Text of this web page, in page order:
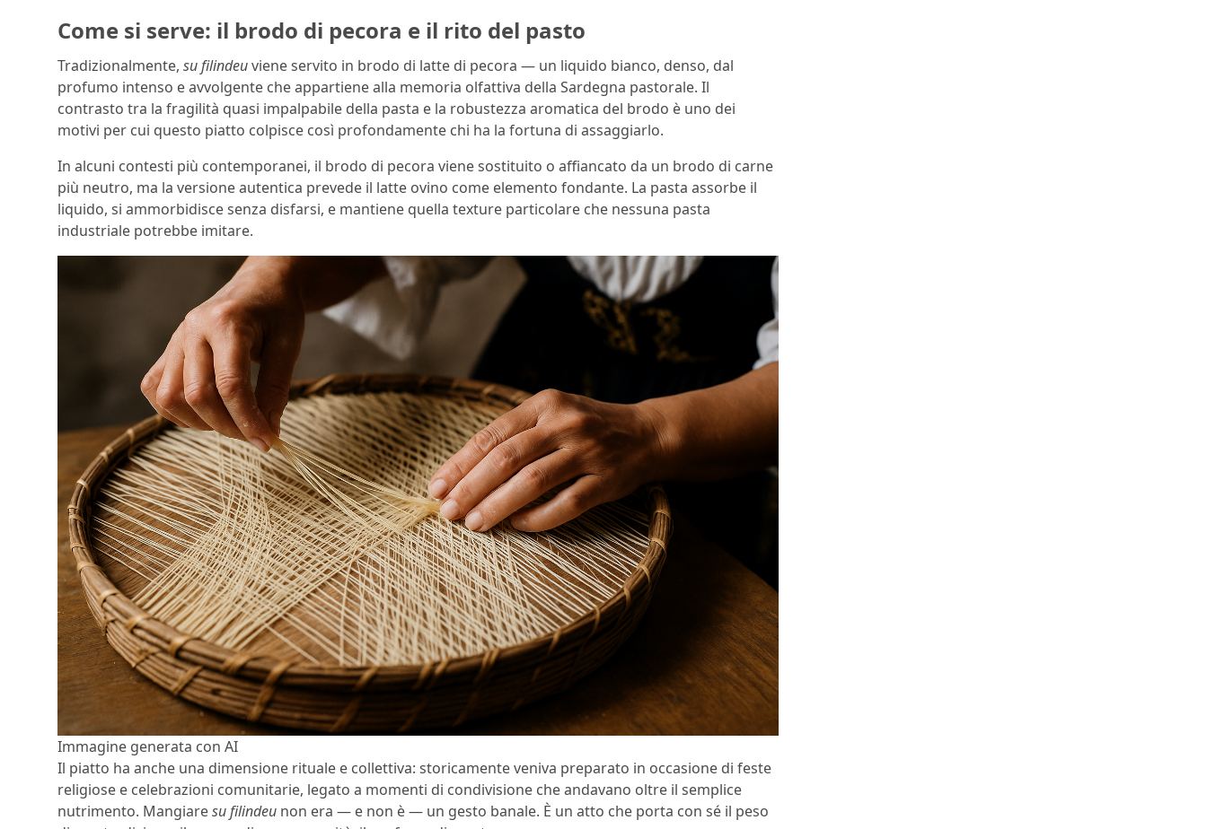
Come si serve: il brodo di pecora e il rito del pasto
Tradizionalmente, su filindeuviene servito in brodo di latte di pecora — un liquido bianco, denso, dal
profumo intenso e avvolgente che appartiene alla memoria olfattiva della Sardegna pastorale. Il
contrasto tra la fragilità quasi impalpabile della pasta e la robustezza aromatica del brodo è uno dei
motivi per cui questo piatto colpisce così profondamente chi ha la fortuna di assaggiarlo.
In alcuni contesti più contemporanei, il brodo di pecora viene sostituito o affiancato da un brodo di carne
più neutro, ma la versione autentica prevede il latte ovino come elemento fondante. La pasta assorbe il
liquido, si ammorbidisce senza disfarsi, e mantiene quella texture particolare che nessuna pasta
industriale potrebbe imitare.
Immagine generata con AI
Il piatto ha anche una dimensione rituale e collettiva: storicamente veniva preparato in occasione di feste
religiose e celebrazioni comunitarie, legato a momenti di condivisione che andavano oltre il semplice
nutrimento. Mangiaresu filindeu non era — e non è — un gesto banale. È un atto che porta con sé il peso